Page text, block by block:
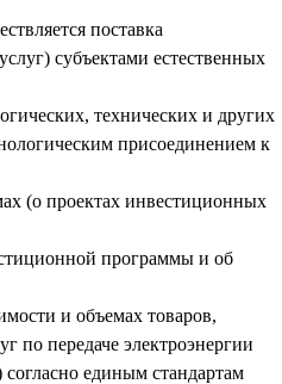
поставка
субъектами естественных
технических и других
присоединением к
(о проектах инвестиционных
программы и об
и объемах товаров,
по передаче электроэнергии
единым стандартам